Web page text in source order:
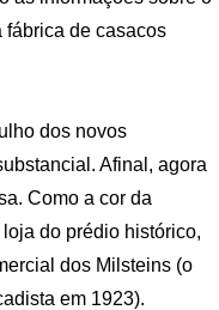
fábrica de casacos
dos novos
Afinal, agora
Como a cor da
do prédio histórico,
dos Milsteins (o
em 1923).